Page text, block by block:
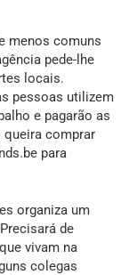
menos comuns
pede-lhe
locais.
pessoas utilizem
e pagarão as
queira comprar
para
organiza um
de
vivam na
colegas